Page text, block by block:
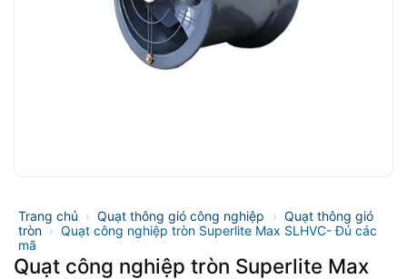
Trang chủ › Quạt thông gió công nghiệp › Quạt thông gió
tròn › Quạt công nghiệp tròn Superlite Max SLHVC- Đủ các
mã
Quạt công nghiệp tròn Superlite Max